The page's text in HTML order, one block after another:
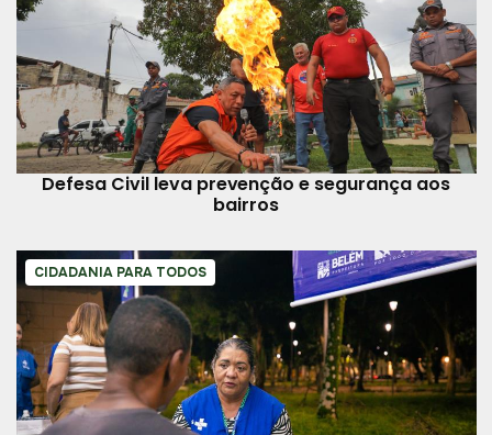
Defesa Civil leva prevenção e segurança aos
bairros
CIDADANIA PARA TODOS